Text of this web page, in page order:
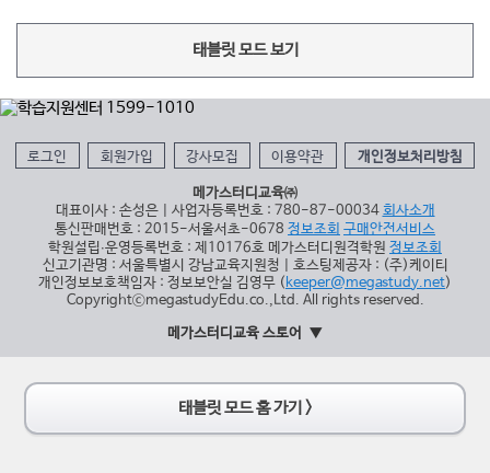
태블릿 모드 보기
로그인 회원가입 강사모집 이용약관 개인정보처리방침
메가스터디교육㈜
대표이사 : 손성은 | 사업자등록번호 : 780-87-00034 회사소개
통신판매번호 : 2015-서울서초-0678 정보조회 구매안전서비스
학원설립∙운영등록번호 : 제10176호 메가스터디원격학원 정보조회
신고기관명 : 서울특별시 강남교육지원청 | 호스팅제공자 : (주)케이티
개인정보보호책임자 : 정보보안실 김영무 (keeper@megastudy.net)
CopyrightⓒmegastudyEdu.co.,Ltd. All rights reserved.
메가스터디교육 스토어
태블릿 모드 홈 가기 >